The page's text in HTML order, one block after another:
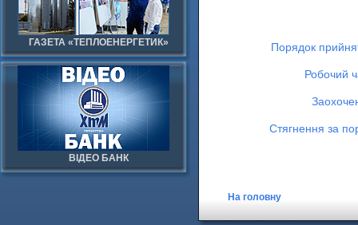
ГАЗЕТА «ТЕПЛОЕНЕРГЕТИК»
ВІДЕО БАНК
Порядок
Робочий
Стягнення за
На головну